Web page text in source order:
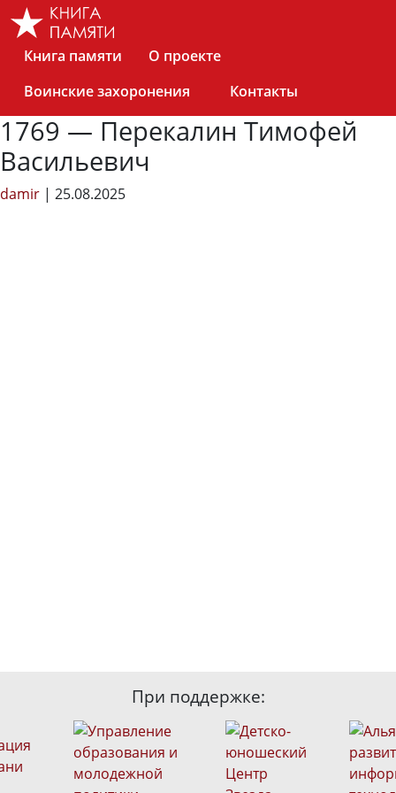
Skip
Книга памяти
О проекте
Воинские захоронения
Контакты
1769 — Перекалин Тимофей
Васильевич
damir | 25.08.2025
При поддержке: